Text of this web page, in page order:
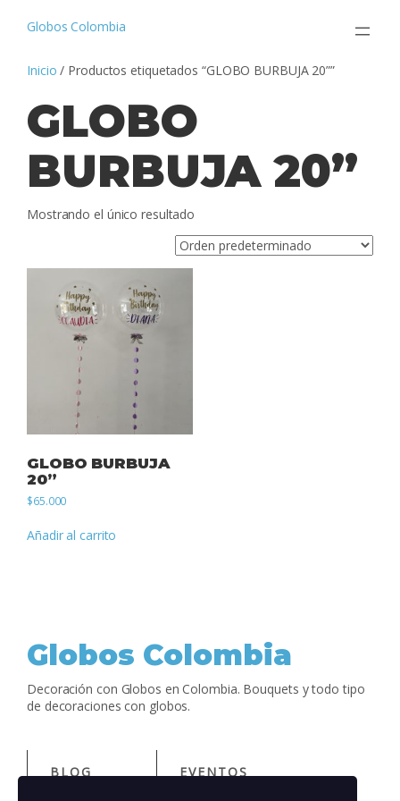
Globos Colombia
Inicio / Productos etiquetados “GLOBO BURBUJA 20””
GLOBO
BURBUJA 20”
Mostrando el único resultado
GLOBO BURBUJA
20”
$65.000
Añadir al carrito
Globos Colombia
Decoración con Globos en Colombia. Bouquets y todo tipo
de decoraciones con globos.
BLOG EVENTOS